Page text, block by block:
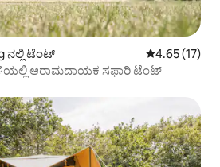
ನಲ್ಲಿ ಟೆಂಟ್ 5 ರಲ್ಲಿ 4.65
4.65 (17)
ಆರಾಮದಾಯಕ ಸಫಾರಿ ಟೆಂಟ್